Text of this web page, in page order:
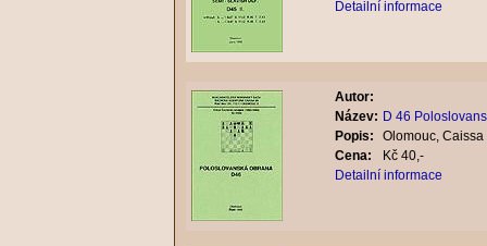
Detailní informace
Autor:
Název: D 46
Popis:
Olomouc,
Cena:
Kč 40,-
Detailní informace